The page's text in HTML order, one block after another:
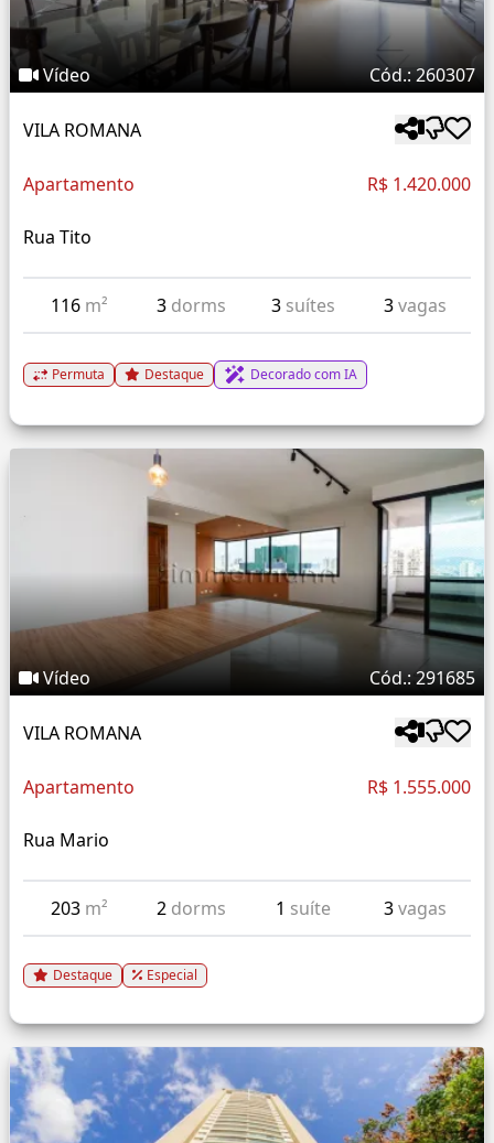
Vídeo Cód.: 260307
VILA ROMANA
Apartamento R$ 1.420.000
Rua Tito
116 m² 3 dorms 3 suítes 3vagas
Permuta Destaque Decorado com IA
Vídeo Cód.: 291685
VILA ROMANA
Apartamento R$ 1.555.000
Rua Mario
203 m² 2 dorms 1 suíte 3vagas
Destaque Especial